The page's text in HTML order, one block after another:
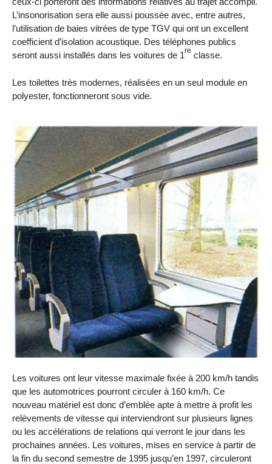
L’insonorisation sera elle aussi poussée avec, entre autres,
l’utilisation de baies vitrées de type TGV qui ont un excellent
coefficient d’isolation acoustique. Des téléphones publics
seront aussi installés dans les voitures de 1re classe.
Les toilettes très modernes, réalisées en un seul module en
polyester, fonctionneront sous vide.
Les voitures ont leur vitesse maximale fixée à 200 km/h tandis
que les automotrices pourront circuler à 160 km/h. Ce
nouveau matériel est donc d’emblée apte à mettre à profit les
relèvements de vitesse qui interviendront sur plusieurs lignes
ou les accélérations de relations qui verront le jour dans les
prochaines années. Les voitures, mises en service à partir de
la fin du second semestre de 1995 jusqu’en 1997, circuleront